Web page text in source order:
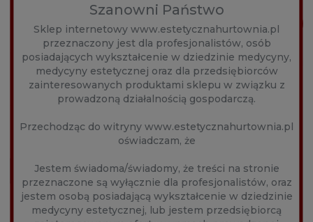
DO KOSZYKA
dodaj do przechowalni
Producent:
Kod produktu: 8F5D-68303
poleć znajomemu
Szanowni Państwo
Sklep internetowy www.estetycznahurtownia.pl
przeznaczony jest dla profesjonalistów, osób
posiadających wykształcenie w dziedzinie medycyny,
medycyny estetycznej oraz dla przedsiębiorców
zainteresowanych produktami sklepu w związku z
prowadzoną działalnością gospodarczą.
Przechodząc do witryny www.estetycznahurtownia.pl
oświadczam, że
Jestem świadoma/świadomy, że treści na stronie
przeznaczone są wyłącznie dla profesjonalistów, oraz
jestem osobą posiadającą wykształcenie w dziedzinie
medycyny estetycznej, lub jestem przedsiębiorcą